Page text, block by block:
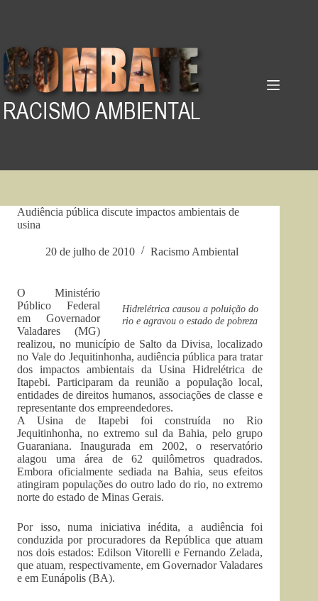
Audiência pública discute impactos ambientais de
usina
20 de julho de 2010 Racismo Ambiental
Hidrelétrica causou a poluição do
rio e agravou o estado de pobreza
O Ministério
Público Federal
em Governador
Valadares (MG)
realizou, no município de Salto da Divisa, localizado
no Vale do Jequitinhonha, audiência pública para tratar
dos impactos ambientais da Usina Hidrelétrica de
Itapebi. Participaram da reunião a população local,
entidades de direitos humanos, associações de classe e
representante dos empreendedores.
A Usina de Itapebi foi construída no Rio
Jequitinhonha, no extremo sul da Bahia, pelo grupo
Guaraniana. Inaugurada em 2002, o reservatório
alagou uma área de 62 quilômetros quadrados.
Embora oficialmente sediada na Bahia, seus efeitos
atingiram populações do outro lado do rio, no extremo
norte do estado de Minas Gerais.
Por isso, numa iniciativa inédita, a audiência foi
conduzida por procuradores da República que atuam
nos dois estados: Edilson Vitorelli e Fernando Zelada,
que atuam, respectivamente, em Governador Valadares
e em Eunápolis (BA).